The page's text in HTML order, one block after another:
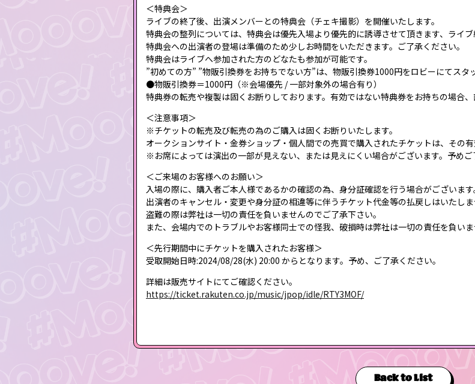
＜特典会＞
ライブの終了後、出演メンバーとの特典会（チェキ撮影）を開催いたします。
特典会の整列については、特典会は優先入場より優先的に誘導させて頂きます、ライブ
特典会への出演者の登場は準備のため少しお時間をいただきます。ご了承ください。
特典会はライブへ参加された方のどなたも参加が可能です。
”初めての方” ”物販引換券をお持ちでない方”は、物販引換券1000円をロビーにてスタ
●物販引換券＝1000円（※会場優先 / 一部対象外の場合有り）
特典券の転売や複製は固くお断りしております。有効ではない特典券をお持ちの場合、
＜注意事項＞
※チケットの転売及び転売の為のご購入は固くお断りいたします。
オークションサイト・金券ショップ・個人間での売買で購入されたチケットは、その有
※お席によっては演出の一部が見えない、または見えにくい場合がございます。予めご
＜ご来場のお客様へのお願い＞
入場の際に、購入者ご本人様であるかの確認の為、身分証確認を行う場合がございます
出演者のキャンセル・変更や身分証の相違等に伴うチケット代金等の払戻しはいたしま
盗難の際は弊社は一切の責任を負いませんのでご了承下さい。
また、会場内でのトラブルやお客様同士での怪我、破損時は弊社は一切の責任を負いま
＜先行期間中にチケットを購入されたお客様＞
受取開始日時:2024/08/28(水) 20:00 からとなります。予め、ご了承ください。
詳細は販売サイトにてご確認ください。
https://ticket.rakuten.co.jp/music/jpop/idle/RTY3MOF/
Back to List